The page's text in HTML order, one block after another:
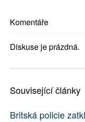
Komentáře
Diskuse je prázdná.
Související články
Britská policie